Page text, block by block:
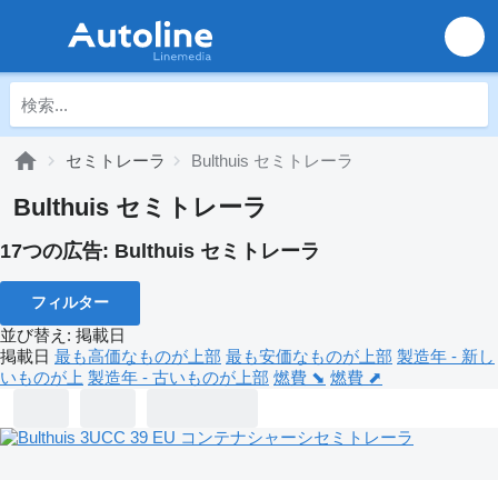
セミトレーラ Bulthuis セミトレーラ
Bulthuis セミトレーラ
17つの広告: Bulthuis セミトレーラ
フィルター
並び替え : 掲載日
掲載日 最も高価なものが上部 最も安価なものが上部 製造年 - 新し
いものが上 製造年 - 古いものが上部 燃費 ⬊ 燃費 ⬈